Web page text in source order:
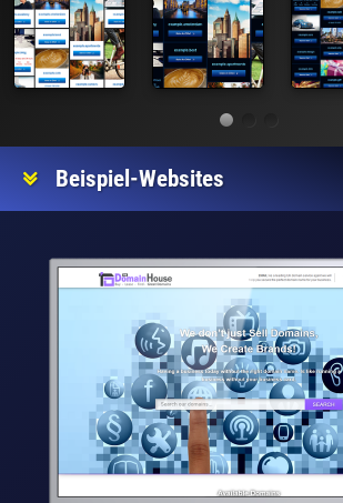
Beispiel-Websites